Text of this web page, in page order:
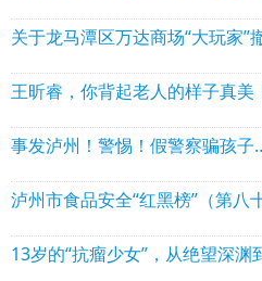
关于龙马潭区万达商场“大玩家”
王昕睿，你背起老人的样子真美
事发泸州！警惕！假警察骗孩
泸州市食品安全“红黑榜”（第八
13岁的“抗瘤少女”，从绝望深渊